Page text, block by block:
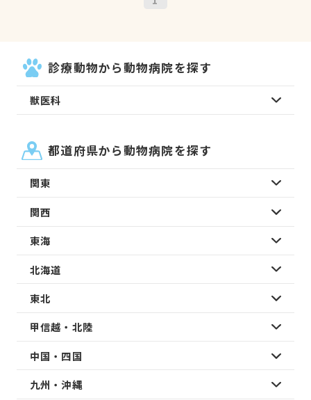
診療動物から動物病院を探す
獣医科
都道府県から動物病院を探す
関東
関西
東海
北海道
東北
甲信越・北陸
中国・四国
九州・沖縄